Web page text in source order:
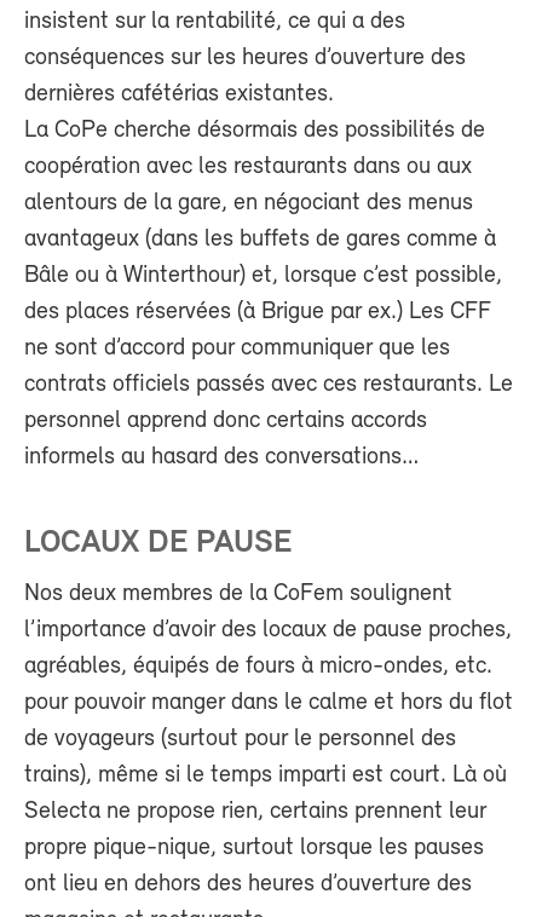
insistent sur la rentabilité, ce qui a des
conséquences sur les heures d’ouverture des
dernières cafétérias existantes.
La CoPe cherche désormais des possibilités de
coopération avec les restaurants dans ou aux
alentours de la gare, en négociant des menus
avantageux (dans les buffets de gares comme à
Bâle ou à Winterthour) et, lorsque c’est possible,
des places réservées (à Brigue par ex.) Les CFF
ne sont d’accord pour communiquer que les
contrats officiels passés avec ces restaurants. Le
personnel apprend donc certains accords
informels au hasard des conversations…
LOCAUX DE PAUSE
Nos deux membres de la CoFem soulignent
l’importance d’avoir des locaux de pause proches,
agréables, équipés de fours à micro-ondes, etc.
pour pouvoir manger dans le calme et hors du flot
de voyageurs (surtout pour le personnel des
trains), même si le temps imparti est court. Là où
Selecta ne propose rien, certains prennent leur
propre pique-nique, surtout lorsque les pauses
ont lieu en dehors des heures d’ouverture des